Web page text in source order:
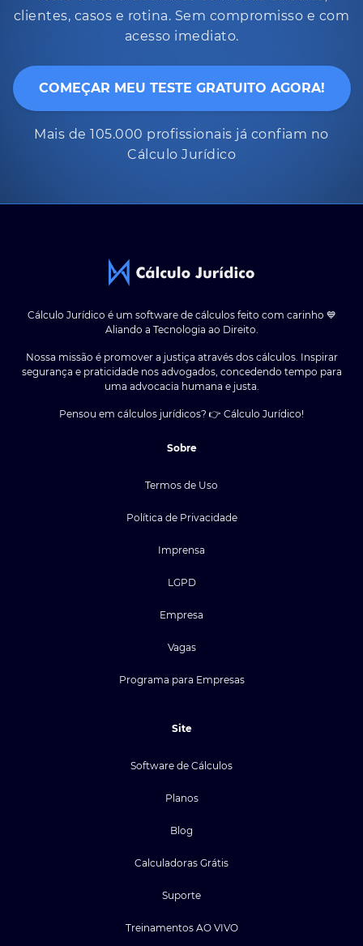
clientes, casos e rotina. Sem compromisso e com
acesso imediato.
COMEÇAR MEU TESTE GRATUITO AGORA!
Mais de 105.000 profissionais já confiam no
Cálculo Jurídico
Cálculo Jurídico é um software de cálculos feito com carinho 💙
Aliando a Tecnologia ao Direito.
Nossa missão é promover a justiça através dos cálculos. Inspirar
segurança e praticidade nos advogados, concedendo tempo para
uma advocacia humana e justa.
Pensou em cálculos jurídicos? 👉 Cálculo Jurídico!
Sobre
Termos de Uso
Política de Privacidade
Imprensa
LGPD
Empresa
Vagas
Programa para Empresas
Site
Software de Cálculos
Planos
Blog
Calculadoras Grátis
Suporte
Treinamentos AO VIVO